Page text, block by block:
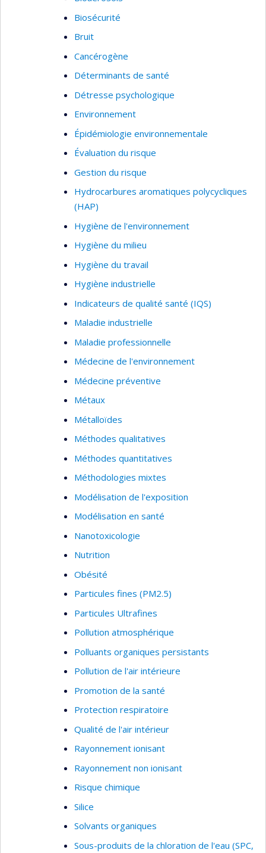
changements climatiques et de réduction des
Biosécurité
Bruit
Cancérogène
Déterminants de santé
Détresse psychologique
Environnement
Épidémiologie environnementale
Évaluation du risque
Gestion du risque
Hydrocarbures aromatiques polycycliques
(HAP)
Hygiène de l'environnement
Hygiène du milieu
Hygiène du travail
Hygiène industrielle
Indicateurs de qualité santé (IQS)
Maladie industrielle
Maladie professionnelle
Médecine de l'environnement
Médecine préventive
Métaux
Métalloïdes
Méthodes qualitatives
Méthodes quantitatives
Méthodologies mixtes
Modélisation de l'exposition
Modélisation en santé
Nanotoxicologie
Nutrition
Obésité
Particules fines (PM2.5)
Particules Ultrafines
Pollution atmosphérique
Polluants organiques persistants
Pollution de l'air intérieure
Promotion de la santé
Protection respiratoire
Qualité de l'air intérieur
Rayonnement ionisant
Rayonnement non ionisant
Risque chimique
Silice
Solvants organiques
Sous-produits de la chloration de l'eau (SPC,